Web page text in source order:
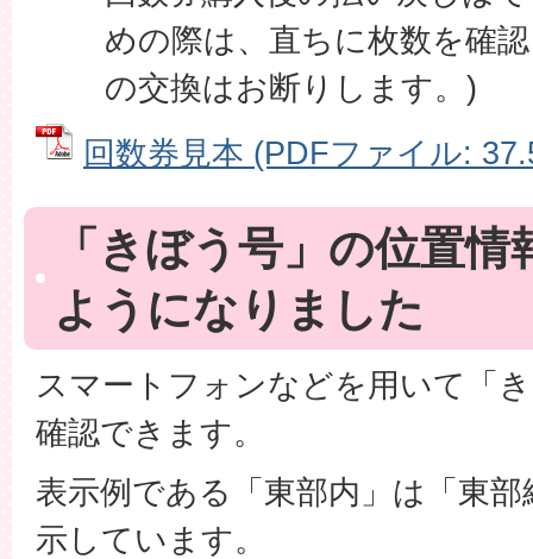
めの際は、直ちに枚数を確
の交換はお断りします。)
回数券見本 (PDFファイル:
「きぼう号」の位置
ようになりました
スマートフォンなどを用いて「
確認できます。
表示例である「東部内」は「東
示しています。